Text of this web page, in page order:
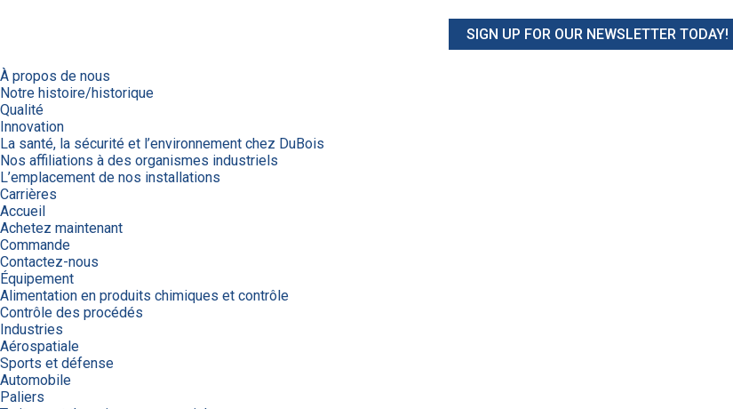
SIGN UP FOR OUR NEWSLETTER TODAY!
À propos de nous
Notre histoire/historique
Qualité
Innovation
La santé, la sécurité et l’environnement chez DuBois
Nos affiliations à des organismes industriels
L’emplacement de nos installations
Carrières
Accueil
Achetez maintenant
Commande
Contactez-nous
Équipement
Alimentation en produits chimiques et contrôle
Contrôle des procédés
Industries
Aérospatiale
Sports et défense
Automobile
Paliers